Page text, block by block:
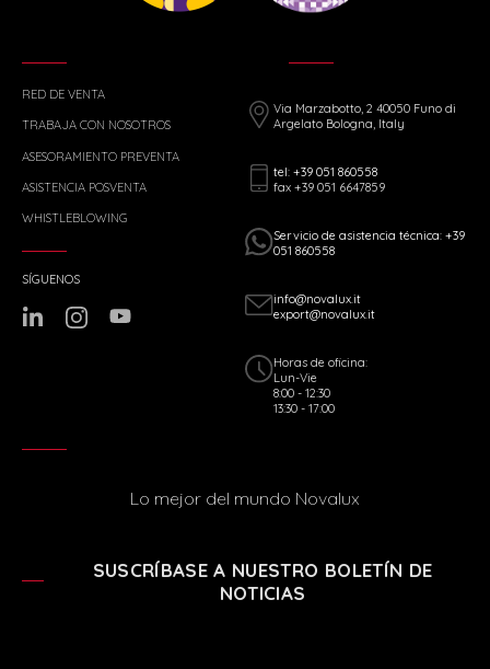
RED DE VENTA
TRABAJA CON NOSOTROS
ASESORAMIENTO PREVENTA
ASISTENCIA POSVENTA
WHISTLEBLOWING
Via Marzabotto, 2 40050 Funo di
Argelato Bologna, Italy
tel: +39 051 860558
fax +39 051 6647859
Servicio de asistencia técnica: +39
051 860558
info@novalux.it
export@novalux.it
Horas de oficina:
Lun-Vie
8:00 - 12:30
13:30 - 17:00
SÍGUENOS
Lo mejor del mundo Novalux
SUSCRÍBASE A NUESTRO BOLETÍN DE
NOTICIAS